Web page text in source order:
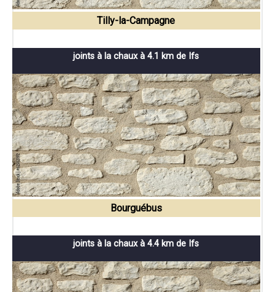
Tilly-la-Campagne
joints à la chaux à 4.1 km de Ifs
Bourguébus
joints à la chaux à 4.4 km de Ifs